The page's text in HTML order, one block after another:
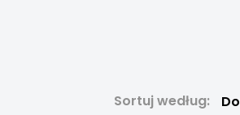
Sortuj według: